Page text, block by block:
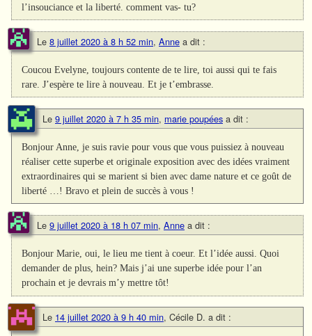
l’insouciance et la liberté. comment vas- tu?
Le 8 juillet 2020 à 8 h 52 min, Anne a dit :
Coucou Evelyne, toujours contente de te lire, toi aussi qui te fais
rare. J’espère te lire à nouveau. Et je t’embrasse.
Le 9 juillet 2020 à 7 h 35 min, marie poupées a dit :
Bonjour Anne, je suis ravie pour vous que vous puissiez à nouveau
réaliser cette superbe et originale exposition avec des idées vraiment
extraordinaires qui se marient si bien avec dame nature et ce goût de
liberté …! Bravo et plein de succès à vous !
Le 9 juillet 2020 à 18 h 07 min, Anne a dit :
Bonjour Marie, oui, le lieu me tient à coeur. Et l’idée aussi. Quoi
demander de plus, hein? Mais j’ai une superbe idée pour l’an
prochain et je devrais m’y mettre tôt!
Le 14 juillet 2020 à 9 h 40 min, Cécile D. a dit :